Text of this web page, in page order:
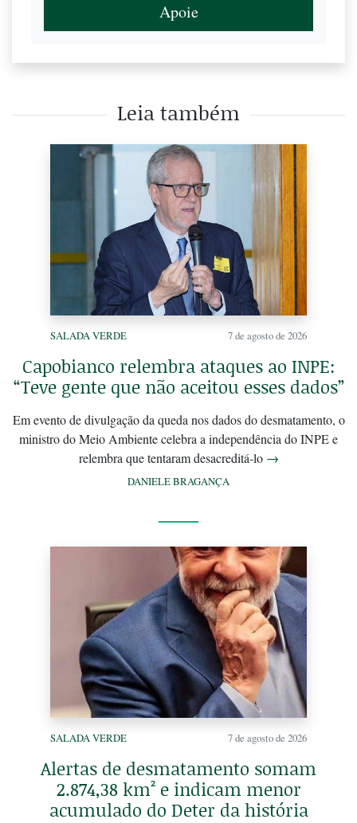
Apoie
Leia também
SALADA VERDE 7 de agosto de 2026
Capobianco relembra ataques ao INPE:
“Teve gente que não aceitou esses dados”
Em evento de divulgação da queda nos dados do desmatamento, o
ministro do Meio Ambiente celebra a independência do INPE e
relembra que tentaram desacreditá-lo →
DANIELE BRAGANÇA
SALADA VERDE 7 de agosto de 2026
Alertas de desmatamento somam
2.874,38 km² e indicam menor
acumulado do Deter da história